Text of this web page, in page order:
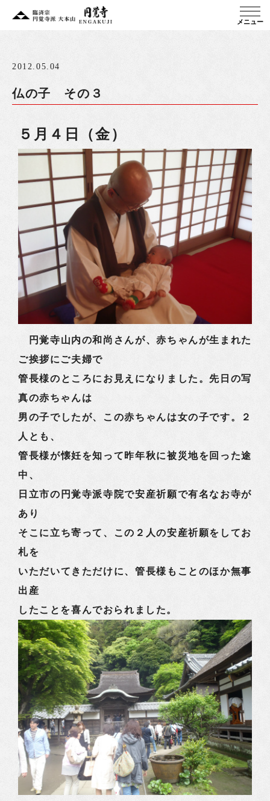
メニュー
2012.05.04
仏の子 その３
５月４日（金）
円覚寺山内の和尚さんが、赤ちゃんが生まれた
ご挨拶にご夫婦で
管長様のところにお見えになりました。先日の写
真の赤ちゃんは
男の子でしたが、この赤ちゃんは女の子です。２
人とも、
管長様が懐妊を知って昨年秋に被災地を回った途
中、
日立市の円覚寺派寺院で安産祈願で有名なお寺が
あり
そこに立ち寄って、この２人の安産祈願をしてお
札を
いただいてきただけに、管長様もことのほか無事
出産
したことを喜んでおられました。